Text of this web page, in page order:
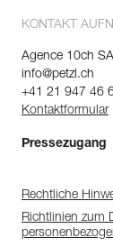
KONTAKT
Agence 10ch SA
info@petzl.ch
+41 21 947 46
Kontaktformular
Pressezugang
Rechtliche
Richtlinien zum